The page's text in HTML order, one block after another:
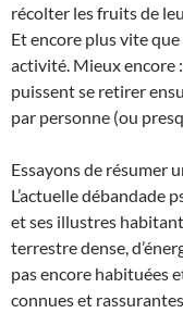
récolter les fruits de
Et encore plus vite
activité. Mieux encore
puissent se retirer
par personne (ou
Essayons de résumer
L’actuelle débandade
et ses illustres
terrestre dense,
pas encore habituées
connues et